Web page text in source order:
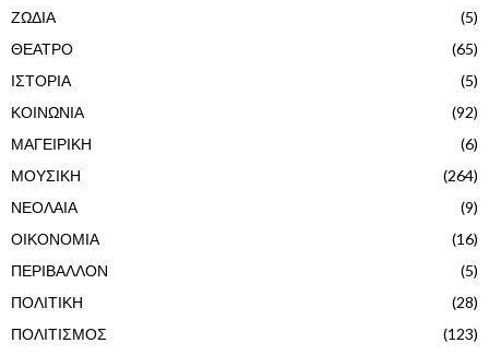
ΖΩΔΙΑ
(5)
ΘΕΑΤΡΟ
(65)
ΙΣΤΟΡΙΑ
(5)
ΚΟΙΝΩΝΙΑ
(92)
ΜΑΓΕΙΡΙΚΗ
(6)
ΜΟΥΣΙΚΗ
(264)
ΝΕΟΛΑΙΑ
(9)
ΟΙΚΟΝΟΜΙΑ
(16)
ΠΕΡΙΒΑΛΛΟΝ
(5)
ΠΟΛΙΤΙΚΗ
(28)
ΠΟΛΙΤΙΣΜΟΣ
(123)